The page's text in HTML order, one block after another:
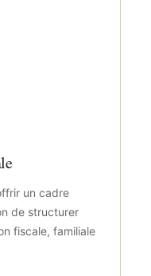
un cadre
de structurer
fiscale, familiale